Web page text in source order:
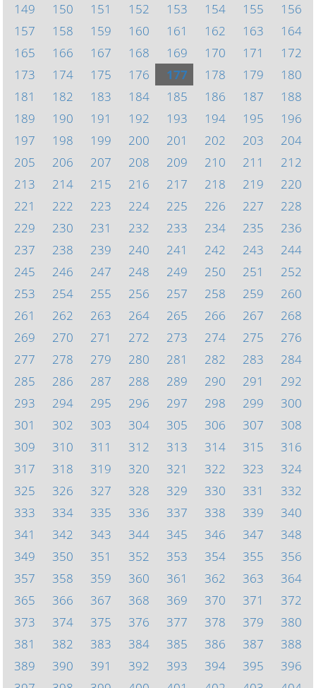
149
150 151 152 153 154 155
156
157
158 159 160 161 162 163
164
165
166 167 168 169 170 171
172
173
174 175 176 177 178 179
180
181
182 183 184 185 186 187
188
189
190 191 192 193 194 195
196
197
198 199 200 201 202 203
204
205
206 207 208 209 210 211
212
213
214 215 216 217 218 219
220
221
222 223 224 225 226 227
228
229
230 231 232 233 234 235
236
237
238 239 240 241 242 243
244
245
246 247 248 249 250 251
252
253
254 255 256 257 258 259
260
261
262 263 264 265 266 267
268
269
270 271 272 273 274 275
276
277
278 279 280 281 282 283
284
285
286 287 288 289 290 291
292
293
294 295 296 297 298 299
300
301
302 303 304 305 306 307
308
309
310 311 312 313 314 315
316
317
318 319 320 321 322 323
324
325
326 327 328 329 330 331
332
333
334 335 336 337 338 339
340
341
342 343 344 345 346 347
348
349
350 351 352 353 354 355
356
357
358 359 360 361 362 363
364
365
366 367 368 369 370 371
372
373
374 375 376 377 378 379
380
381
382 383 384 385 386 387
388
389
390 391 392 393 394 395
396